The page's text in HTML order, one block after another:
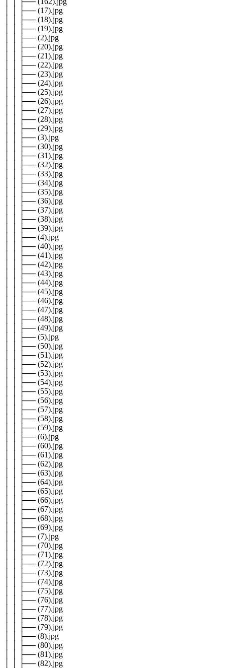
│ │ ├── (17).jpg
│ │ ├── (18).jpg
│ │ ├── (19).jpg
│ │ ├── (2).jpg
│ │ ├── (20).jpg
│ │ ├── (21).jpg
│ │ ├── (22).jpg
│ │ ├── (23).jpg
│ │ ├── (24).jpg
│ │ ├── (25).jpg
│ │ ├── (26).jpg
│ │ ├── (27).jpg
│ │ ├── (28).jpg
│ │ ├── (29).jpg
│ │ ├── (3).jpg
│ │ ├── (30).jpg
│ │ ├── (31).jpg
│ │ ├── (32).jpg
│ │ ├── (33).jpg
│ │ ├── (34).jpg
│ │ ├── (35).jpg
│ │ ├── (36).jpg
│ │ ├── (37).jpg
│ │ ├── (38).jpg
│ │ ├── (39).jpg
│ │ ├── (4).jpg
│ │ ├── (40).jpg
│ │ ├── (41).jpg
│ │ ├── (42).jpg
│ │ ├── (43).jpg
│ │ ├── (44).jpg
│ │ ├── (45).jpg
│ │ ├── (46).jpg
│ │ ├── (47).jpg
│ │ ├── (48).jpg
│ │ ├── (49).jpg
│ │ ├── (5).jpg
│ │ ├── (50).jpg
│ │ ├── (51).jpg
│ │ ├── (52).jpg
│ │ ├── (53).jpg
│ │ ├── (54).jpg
│ │ ├── (55).jpg
│ │ ├── (56).jpg
│ │ ├── (57).jpg
│ │ ├── (58).jpg
│ │ ├── (59).jpg
│ │ ├── (6).jpg
│ │ ├── (60).jpg
│ │ ├── (61).jpg
│ │ ├── (62).jpg
│ │ ├── (63).jpg
│ │ ├── (64).jpg
│ │ ├── (65).jpg
│ │ ├── (66).jpg
│ │ ├── (67).jpg
│ │ ├── (68).jpg
│ │ ├── (69).jpg
│ │ ├── (7).jpg
│ │ ├── (70).jpg
│ │ ├── (71).jpg
│ │ ├── (72).jpg
│ │ ├── (73).jpg
│ │ ├── (74).jpg
│ │ ├── (75).jpg
│ │ ├── (76).jpg
│ │ ├── (77).jpg
│ │ ├── (78).jpg
│ │ ├── (79).jpg
│ │ ├── (8).jpg
│ │ ├── (80).jpg
│ │ ├── (81).jpg
│ │ ├── (82).jpg